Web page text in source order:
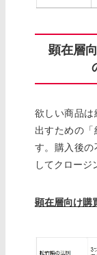
顕在層
欲しい商品は
出すための
す。購入後の
してクロージ
顕在層向け購